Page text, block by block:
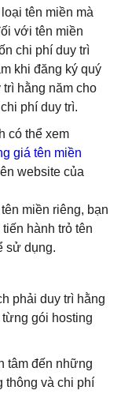
tên miền mà
với tên miền
chi phí duy trì
khi đăng ký quý
hằng năm cho
phí duy trì.
có thể xem
giá tên miền
website của
miền riêng, bạn
hành trỏ tên
sử dụng.
phải duy trì hằng
gói hosting
tâm đến những
thông và chi phí